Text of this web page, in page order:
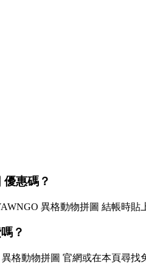
惠碼？
異格動物拼圖 結帳時貼
？
格動物拼圖 官網或在本頁尋找